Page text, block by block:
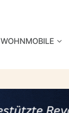
WOHNMOBILE